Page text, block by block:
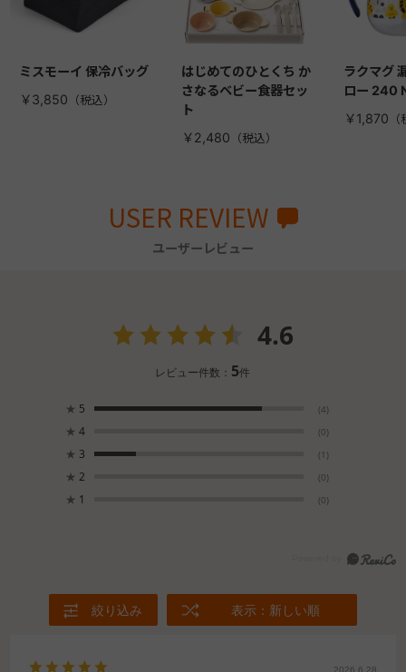
ミスモーイ 保冷バッグ
￥3,850
はじめてのひとくち か
さなるベビー食器セッ
ト
￥2,480
ラクマグ
ロー 240
￥1,870
USER REVIEW
ユーザーレビュー
4.6
レビュー件数： 5件
★ 5 (4)
★ 4 (0)
★ 3 (1)
★ 2 (0)
★ 1 (0)
絞り込み 表示：新しい順
2026.6.28